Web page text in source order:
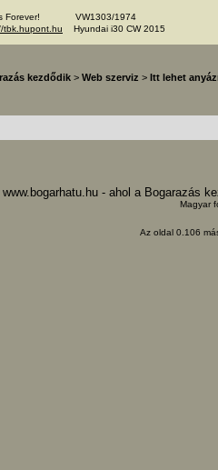
Forever! VW1303/1974
tbk.hupont.hu Hyundai i30 CW 2015
kezdődik > Web szerviz > Itt lehet
www.bogarhatu.hu - ahol a Bogarazás
Magyar
Az oldal 0.106